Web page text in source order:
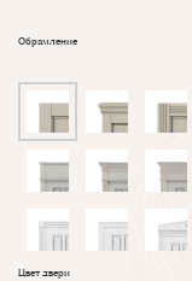
Обрамление
Цвет двери